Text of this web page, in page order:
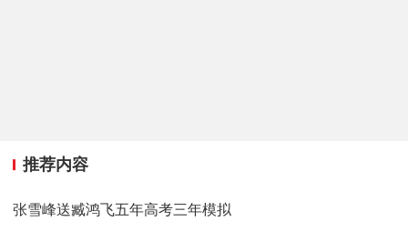
推荐内容
张雪峰送臧鸿飞五年高考三年模拟